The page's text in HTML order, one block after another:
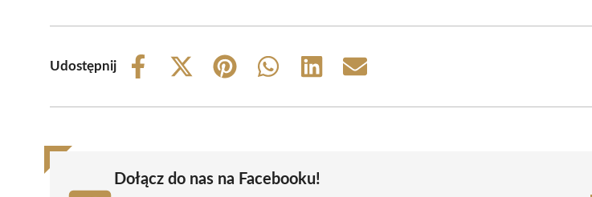
Udostępnij
Share
Share
(Twitter)
Share
Share
Share
Share
Dołącz do nas na Facebooku!